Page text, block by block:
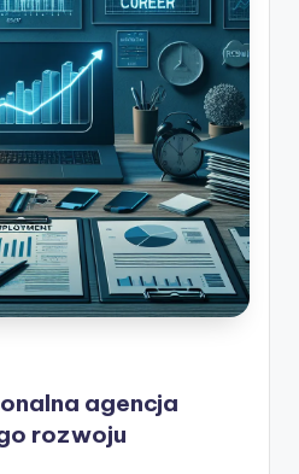
agencja
rozwoju